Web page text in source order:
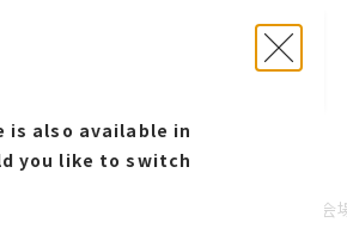
is also available in
you like to switch
つ16日どようび先行オープン
2024 札幌芸術の森美術館会
ページをシェアする
国際芸術祭2024 札幌芸術の森美術館会